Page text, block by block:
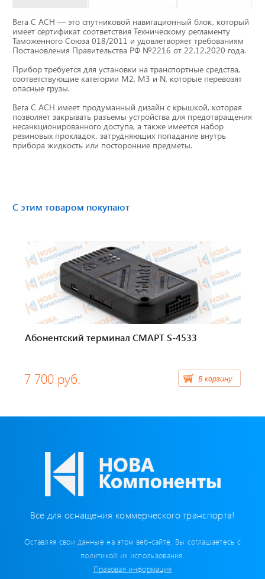
Блоки СКЗИ (НКМ)
Элементы питания
GPS/GSM Антенны
Автоклимат
Переходники, оси датчиков скорости
Спидометры
Бумага для тахографа
Пломбировочные материалы
Предохранители/ Преобразователи/ Реле
Разъемы, контакты
Изоляционные материалы,гофра
Хомуты пластиковые
Вега С АСН — это спутниковой навигационный блок, который
имеет сертификат соответствия Техническому регламенту
Таможенного Союза 018/2011 и удовлетворяет требованиям
Постановления Правительства РФ №2216 от 22.12.2020 года.
Прибор требуется для установки на транспортные средства,
соответствующие категории M2, M3 и N, которые перевозят
опасные грузы.
Вега С АСН имеет продуманный дизайн с крышкой, которая
позволяет закрывать разъемы устройства для предотвращения
несанкционированного доступа, а также имеется набор
резиновых прокладок, затрудняющих попадание внутрь
прибора жидкость или посторонние предметы.
С этим товаром покупают
Абонентский терминал СМАРТ S-4533
7 700 руб. В корзину
Все для оснащения коммерческого транспорта!
Оставляя свои данные на этом веб-сайте, Вы соглашаетесь с
политикой их использования.
Правовая информация